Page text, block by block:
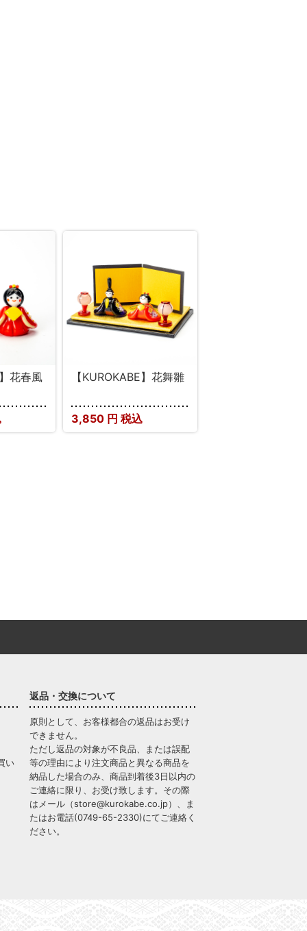
花春風 【KUROKABE】花舞雛
3,850 円 税込
い
返品・交換について
原則として、お客様都合の返品はお受け
できません。
ただし返品の対象が不良品、または誤配
等の理由により注文商品と異なる商品を
納品した場合のみ、商品到着後3日以内の
ご連絡に限り、お受け致します。その際
はメール（store@kurokabe.co.jp）、ま
たはお電話(0749-65-2330)にてご連絡く
ださい。